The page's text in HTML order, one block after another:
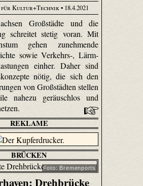
für Kultur+Technik• 18.4.2021
Großstädte und die
schreitet stetig voran. Mit
gehen zunehmende
sowie Verkehrs-, Lärm-
einher. Daher sind
nötig, die sich den
von Großstädten stellen
nahezu geräuschlos und
REKLAME
BRÜCKEN
Foto: Bremenports
Drehbrücke